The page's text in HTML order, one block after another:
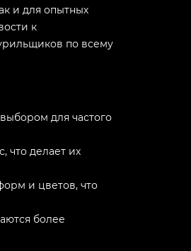
и для опытных
к
по всему
для частого
что делает их
и цветов, что
более